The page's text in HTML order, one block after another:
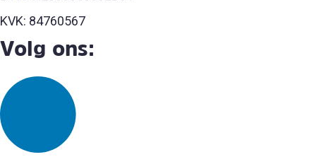
KVK: 84760567
Volg ons: